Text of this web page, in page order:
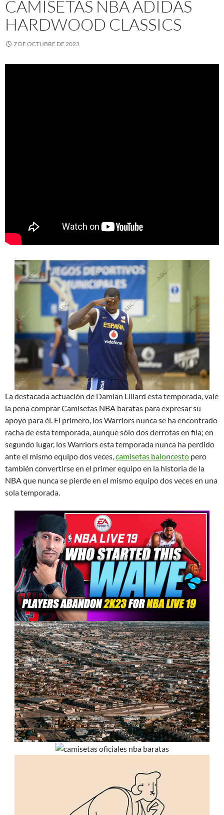
CAMISETAS NBA ADIDAS
HARDWOOD CLASSICS
7 DE OCTUBRE DE 2023
La destacada actuación de Damian Lillard esta temporada, vale
la pena comprar Camisetas NBA baratas para expresar su
apoyo para él. El primero, los Warriors nunca se ha encontrado
racha de esta temporada, aunque sólo dos derrotas en fila; en
segundo lugar, los Warriors esta temporada nunca ha perdido
ante el mismo equipo dos veces,camisetas baloncesto pero
también convertirse en el primer equipo en la historia de la
NBA que nunca se pierde en el mismo equipo dos veces en una
sola temporada.